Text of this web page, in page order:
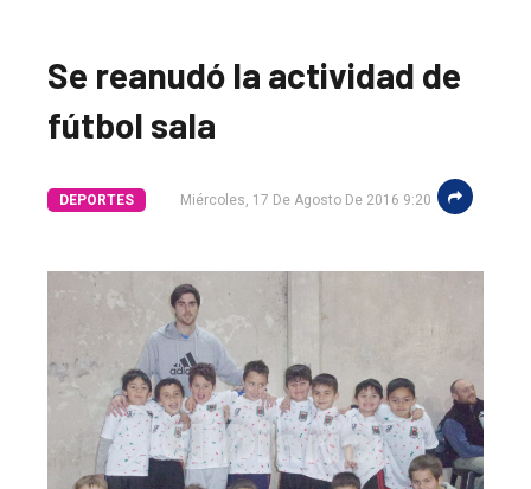
único
Balcarce
Inicio
Se reanudó la actividad de
fútbol sala
DEPORTES Miércoles, 17 De Agosto De 2016 9:20